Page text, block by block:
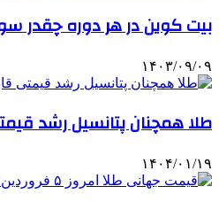
بیت کوین در هر دوره چقدر
۱۴۰۳/۰۹/۰۹
طلا همچنان پتانسیل رشد
۱۴۰۴/۰۱/۱۹